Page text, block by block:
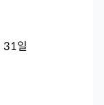
31일